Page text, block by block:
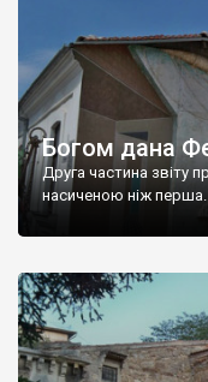
Богом дана
Друга частина звіту
насиченою ніж перша.